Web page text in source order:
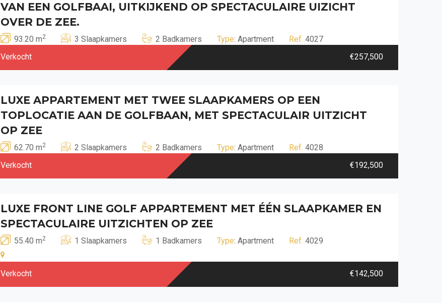
VAN EEN GOLFBAAI, UITKIJKEND OP SPECTACULAIRE UIZICHT
OVER DE ZEE.
93.20 m2 3 Slaapkamers 2 Badkamers Type: Apartment Ref. 4027
Verkocht
€257,500
LUXE APPARTEMENT MET TWEE SLAAPKAMERS OP EEN
TOPLOCATIE AAN DE GOLFBAAN, MET SPECTACULAIR UITZICHT
OP ZEE
62.70 m2 2 Slaapkamers 2 Badkamers Type: Apartment Ref. 4028
Verkocht
€192,500
LUXE FRONT LINE GOLF APPARTEMENT MET ÉÉN SLAAPKAMER EN
SPECTACULAIRE UITZICHTEN OP ZEE
55.40 m2 1 Slaapkamers 1 Badkamers Type: Apartment Ref. 4029
Verkocht €142,500